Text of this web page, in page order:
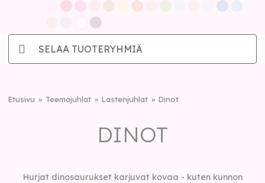
SELAA TUOTERYHMIÄ
Etusivu Teemajuhlat Lastenjuhlat Dinot
DINOT
Hurjat dinosaurukset karjuvat kovaa - kuten kunnon